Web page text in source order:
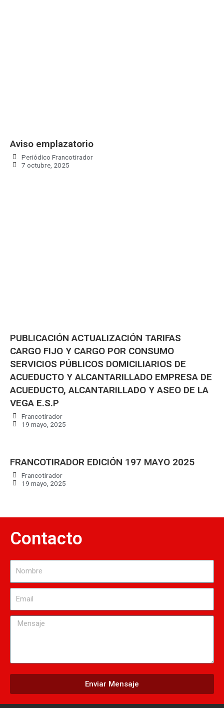
Aviso emplazatorio
Periódico Francotirador
7 octubre, 2025
PUBLICACIÓN ACTUALIZACIÓN TARIFAS
CARGO FIJO Y CARGO POR CONSUMO
SERVICIOS PÚBLICOS DOMICILIARIOS DE
ACUEDUCTO Y ALCANTARILLADO EMPRESA DE
ACUEDUCTO, ALCANTARILLADO Y ASEO DE LA
VEGA E.S.P
Francotirador
19 mayo, 2025
FRANCOTIRADOR EDICIÓN 197 MAYO 2025
Francotirador
19 mayo, 2025
Contacto
Mensaje
Enviar Mensaje